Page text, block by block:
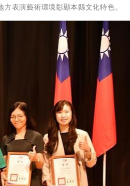
表演藝術環境彰顯本縣文化特色。